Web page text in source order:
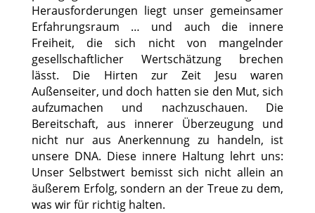
Herausforderungen liegt unser gemeinsamer
Erfahrungsraum … und auch die innere
Freiheit, die sich nicht von mangelnder
gesellschaftlicher Wertschätzung brechen
lässt. Die Hirten zur Zeit Jesu waren
Außenseiter, und doch hatten sie den Mut, sich
aufzumachen und nachzuschauen. Die
Bereitschaft, aus innerer Überzeugung und
nicht nur aus Anerkennung zu handeln, ist
unsere DNA. Diese innere Haltung lehrt uns:
Unser Selbstwert bemisst sich nicht allein an
äußerem Erfolg, sondern an der Treue zu dem,
was wir für richtig halten.